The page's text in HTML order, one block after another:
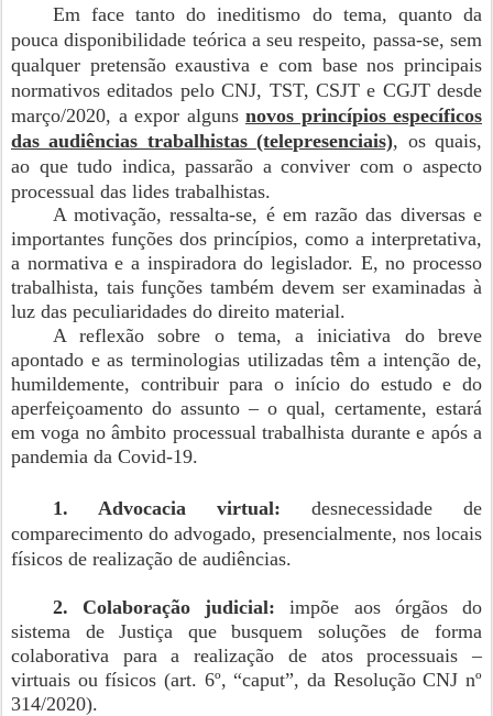
Em face tanto do ineditismo do tema, quanto da
pouca disponibilidade teórica a seu respeito, passa-se, sem
qualquer pretensão exaustiva e com base nos principais
normativos editados pelo CNJ, TST, CSJT e CGJT desde
março/2020, a expor alguns novos princípios específicos
das audiências trabalhistas (telepresenciais), os quais,
ao que tudo indica, passarão a conviver com o aspecto
processual das lides trabalhistas.
A motivação, ressalta-se, é em razão das diversas e
importantes funções dos princípios, como a interpretativa,
a normativa e a inspiradora do legislador. E, no processo
trabalhista, tais funções também devem ser examinadas à
luz das peculiaridades do direito material.
A reflexão sobre o tema, a iniciativa do breve
apontado e as terminologias utilizadas têm a intenção de,
humildemente, contribuir para o início do estudo e do
aperfeiçoamento do assunto – o qual, certamente, estará
em voga no âmbito processual trabalhista durante e após a
pandemia da Covid-19.
1. Advocacia virtual: desnecessidade de
comparecimento do advogado, presencialmente, nos locais
físicos de realização de audiências.
2. Colaboração judicial: impõe aos órgãos do
sistema de Justiça que busquem soluções de forma
colaborativa para a realização de atos processuais –
virtuais ou físicos (art. 6º, “caput”, da Resolução CNJ nº
314/2020).